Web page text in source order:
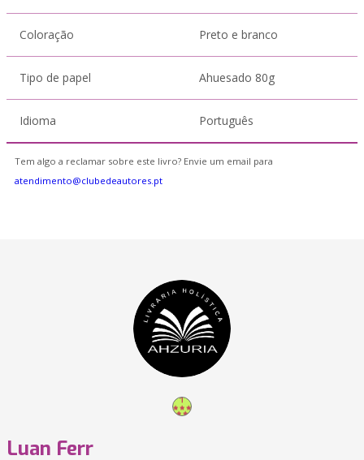
Coloração Preto e branco
Tipo de papel Ahuesado 80g
Idioma Português
Tem algo a reclamar sobre este livro? Envie um email para
atendimento@clubedeautores.pt
Luan Ferr